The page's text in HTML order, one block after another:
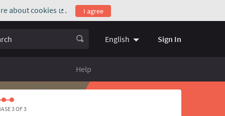
about cookies
(External link)
. I agree
English Choose language
Sign In
Help
3 OF 3